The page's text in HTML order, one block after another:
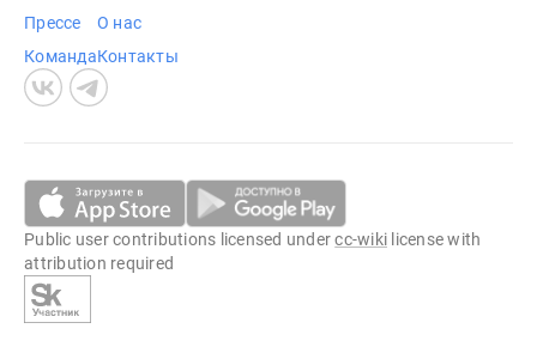
Прессе
Команда
О нас
Контакты
Public user contributions licensed undercc-wiki license with
attribution required